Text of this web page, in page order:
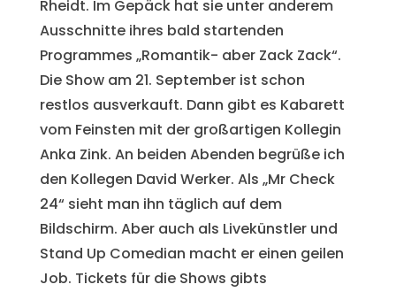
Rheidt. Im Gepäck hat sie unter anderem
Ausschnitte ihres bald startenden
Programmes „Romantik- aber Zack Zack“.
Die Show am 21. September ist schon
restlos ausverkauft. Dann gibt es Kabarett
vom Feinsten mit der großartigen Kollegin
Anka Zink. An beiden Abenden begrüße ich
den Kollegen David Werker. Als „Mr Check
24“ sieht man ihn täglich auf dem
Bildschirm. Aber auch als Livekünstler und
Stand Up Comedian macht er einen geilen
Job. Tickets für die Shows gibts